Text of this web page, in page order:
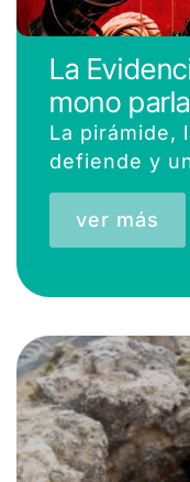
La
mono
La pirámide,
defiende y
ver más